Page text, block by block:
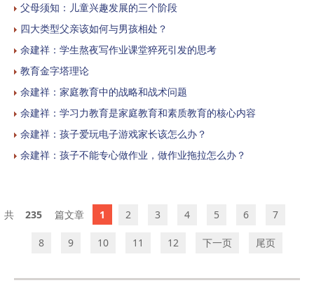
父母须知：儿童兴趣发展的三个阶段
四大类型父亲该如何与男孩相处？
余建祥：学生熬夜写作业课堂猝死引发的思考
教育金字塔理论
余建祥：家庭教育中的战略和战术问题
余建祥：学习力教育是家庭教育和素质教育的核心内容
余建祥：孩子爱玩电子游戏家长该怎么办？
余建祥：孩子不能专心做作业，做作业拖拉怎么办？
235 1 2 3 4 5 6 7
8 9 10 11 12 下一页 尾页